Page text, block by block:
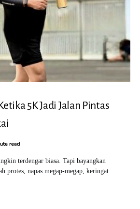
5K Jadi Jalan Pintas
read
terdengar biasa. Tapi bayangkan
protes, napas megap-megap, keringat